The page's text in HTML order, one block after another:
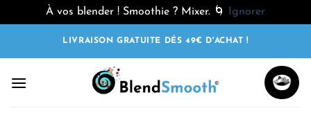
À vos blender ! Smoothie ? Mixer. 🌀
Ignorer
LIVRAISON GRATUITE DÉS 49€ D'ACHAT !